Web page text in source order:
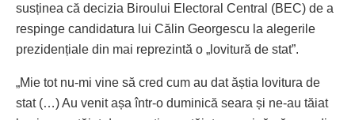
susținea că decizia Biroului Electoral Central (BEC) de a
respinge candidatura lui Călin Georgescu la alegerile
prezidențiale din mai reprezintă o „lovitură de stat”.
„Mie tot nu-mi vine să cred cum au dat ăștia lovitura de
stat (…) Au venit așa într-o duminică seara și ne-au tăiat